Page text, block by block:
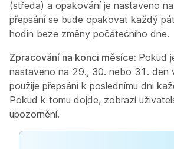
(středa) a opakování je nastaveno
přepsání se bude opakovat každý
hodin beze změny počátečního dne.
Zpracování na konci měsíce: Pokud
nastaveno na 29., 30. nebo 31. den
použije přepsání k poslednímu dni
Pokud k tomu dojde, zobrazí
upozornění.